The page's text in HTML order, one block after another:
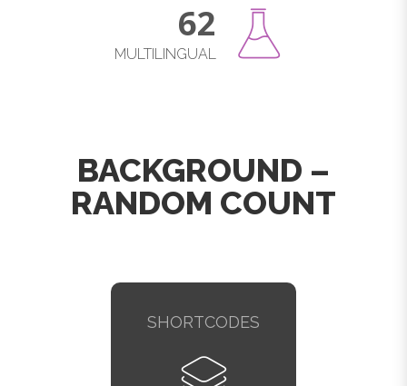
62
MULTILINGUAL
BACKGROUND –
RANDOM COUNT
SHORTCODES